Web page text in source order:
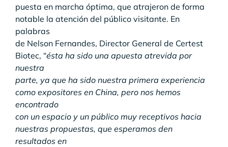
puesta en marcha óptima, que atrajeron de forma
notable la atención del público visitante. En
palabras
de Nelson Fernandes, Director General de Certest
Biotec, “ésta ha sido una apuesta atrevida por
nuestra
parte, ya que ha sido nuestra primera experiencia
como expositores en China, pero nos hemos
encontrado
con un espacio y un público muy receptivos hacia
nuestras propuestas, que esperamos den
resultados en